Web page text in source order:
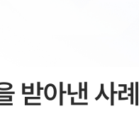
받아낸 사례